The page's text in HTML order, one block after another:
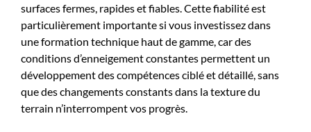
surfaces fermes, rapides et fiables. Cette fiabilité est
particulièrement importante si vous investissez dans
une formation technique haut de gamme, car des
conditions d’enneigement constantes permettent un
développement des compétences ciblé et détaillé, sans
que des changements constants dans la texture du
terrain n’interrompent vos progrès.